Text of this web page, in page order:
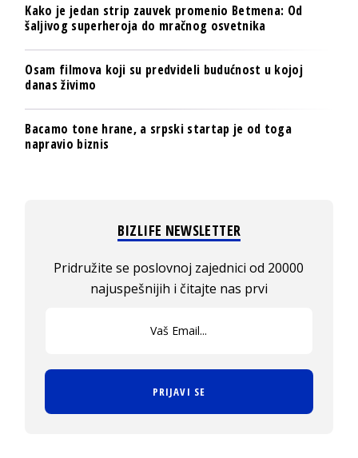
Kako je jedan strip zauvek promenio Betmena: Od
šaljivog superheroja do mračnog osvetnika
Osam filmova koji su predvideli budućnost u kojoj
danas živimo
Bacamo tone hrane, a srpski startap je od toga
napravio biznis
BIZLIFE NEWSLETTER
Pridružite se poslovnoj zajednici od 20000
najuspešnijih i čitajte nas prvi
PRIJAVI SE